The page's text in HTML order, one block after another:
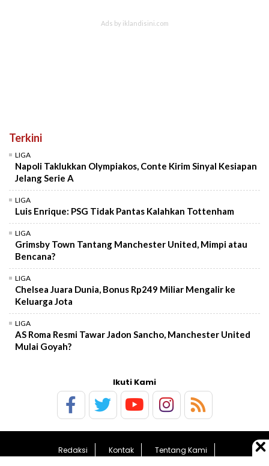
Terkini
LIGA
Napoli Taklukkan Olympiakos, Conte Kirim Sinyal Kesiapan
Jelang Serie A
LIGA
Luis Enrique: PSG Tidak Pantas Kalahkan Tottenham
LIGA
Grimsby Town Tantang Manchester United, Mimpi atau
Bencana?
LIGA
Chelsea Juara Dunia, Bonus Rp249 Miliar Mengalir ke
Keluarga Jota
LIGA
AS Roma Resmi Tawar Jadon Sancho, Manchester United
Mulai Goyah?
Ikuti Kami
Redaksi Kontak
Tentang Kami